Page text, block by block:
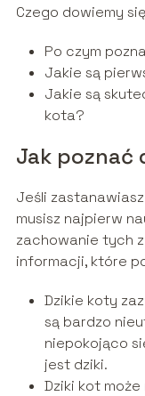
Czego dowiemy
Po czym
Jakie są
Jakie są
kota?
Jak poznać
Jeśli
musisz najpierw
zachowanie tych
informacji, które
Dzikie koty
są bardzo
niepokojąco
jest dziki.
Dziki kot